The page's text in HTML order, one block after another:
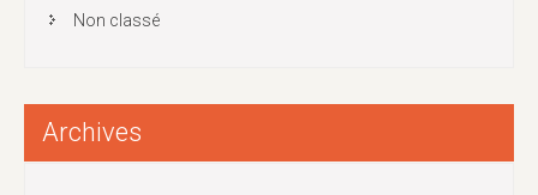
Non classé
Archives